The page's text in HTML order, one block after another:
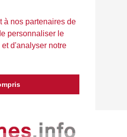
à nos partenaires de
personnaliser le
d'analyser notre